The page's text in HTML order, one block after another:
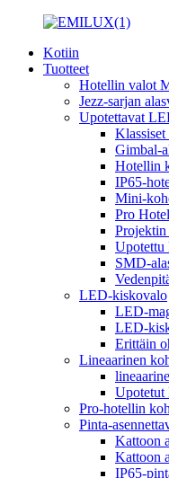
Kotiin
Tuotteet
Hotellin valot
Jezz-sarjan
Upotettavat
Gimbal-
Hotellin
IP65-
Mini-
Pro
Upotettu
SMD-
LED-kiskovalo
LED-
LED-
Erittäin
Lineaarinen
Upotetut
Pro-hotellin
Pinta-
Kattoon
Kattoon
IP65-